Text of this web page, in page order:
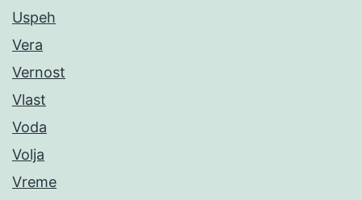
Uspeh
Vera
Vernost
Vlast
Voda
Volja
Vreme